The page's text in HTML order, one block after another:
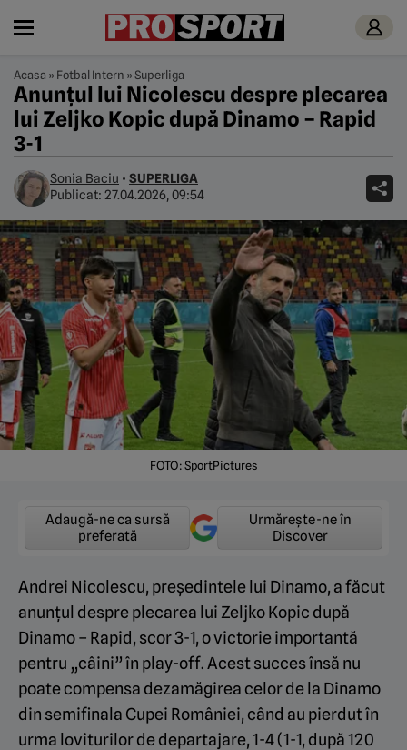
Acasa » Fotbal Intern »Superliga
Anunțul lui Nicolescu despre plecarea
lui Zeljko Kopic după Dinamo – Rapid
3-1
Sonia Baciu • SUPERLIGA
Publicat: 27.04.2026, 09:54
FOTO: SportPictures
Adaugă-ne ca sursă
preferată
Urmărește-ne în
Discover
Andrei Nicolescu, președintele lui Dinamo, a făcut
anunțul despre plecarea lui Zeljko Kopic după
Dinamo – Rapid, scor 3-1, o victorie importantă
pentru „câini” în play-off. Acest succes însă nu
poate compensa dezamăgirea celor de la Dinamo
din semifinala Cupei României, când au pierdut în
urma loviturilor de departajare, 1-4 (1-1, după 120